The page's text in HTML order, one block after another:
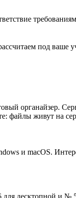
под ваше
органайзер.
файлы живут на
и macOS.
десктопной и №